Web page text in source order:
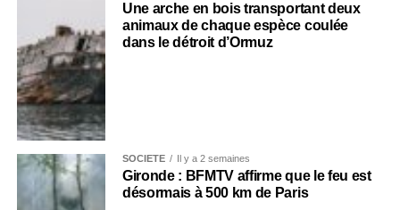
Une arche en bois transportant deux
animaux de chaque espèce coulée
dans le détroit d’Ormuz
SOCIÉTÉ Il y a 2 semaines
Gironde : BFMTV affirme que le feu est
désormais à 500 km de Paris